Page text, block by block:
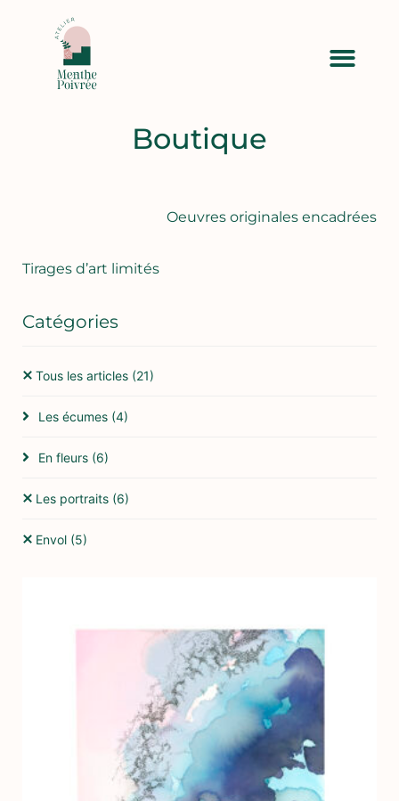
Boutique
Oeuvres originales encadrées
Tirages d’art limités
Catégories
Tous les articles (21)
Les écumes (4)
En fleurs (6)
Les portraits (6)
Envol (5)